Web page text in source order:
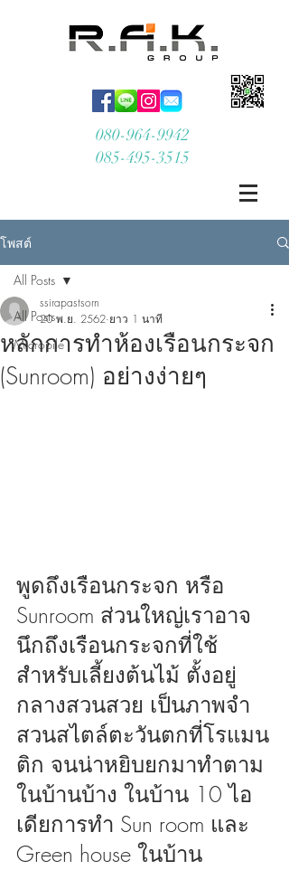
080-964-9942
085-495-3515
โพสต์
All Posts
Micropile
All Posts
หลักการทำห้องเรือนกระจก
(Sunroom) อย่างง่ายๆ
ssirapastsorn
20 พ.ย. 2562 ยาว 1 นาที
พูดถึงเรือนกระจก หรือ
Sunroom ส่วนใหญ่เราอาจ
นึกถึงเรือนกระจกที่ใช้
สำหรับเลี้ยงต้นไม้ ตั้งอยู่
กลางสวนสวย เป็นภาพจำ
สวนสไตล์ตะวันตกที่โรแมน
ติก จนน่าหยิบยกมาทำตาม
ในบ้านบ้าง ในบ้าน 10 ไอ
เดียการทำ Sun room และ
Green house ในบ้าน